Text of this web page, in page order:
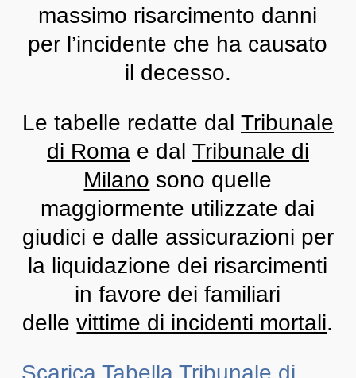
massimo risarcimento danni
per l’incidente che ha causato
il decesso.
Le tabelle redatte dal Tribunale
di Romae dal Tribunale di
Milano sono quelle
maggiormente utilizzate dai
giudici e dalle assicurazioni per
la liquidazione dei risarcimenti
in favore dei familiari
dellevittime di incidenti mortali.
Scarica Tabella Tribunale di